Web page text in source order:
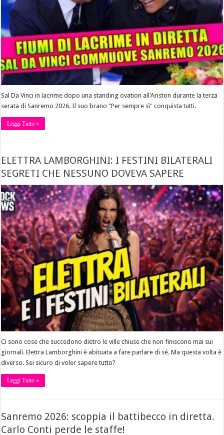
Sal Da Vinci in lacrime dopo una standing ovation all'Ariston durante la terza
serata di Sanremo 2026. Il suo brano "Per sempre sì" conquista tutti.
Leggi Tutto »
ELETTRA LAMBORGHINI: I FESTINI BILATERALI
SEGRETI CHE NESSUNO DOVEVA SAPERE
Ci sono cose che succedono dietro le ville chiuse che non finiscono mai sui
giornali. Elettra Lamborghini è abituata a fare parlare di sé. Ma questa volta è
diverso. Sei sicuro di voler sapere tutto?
Leggi Tutto »
Sanremo 2026: scoppia il battibecco in diretta.
Carlo Conti perde le staffe!